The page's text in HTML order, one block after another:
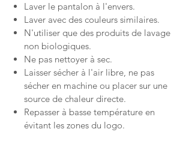
Laver le pantalon à l'envers.
Laver avec des couleurs similaires.
N'utiliser que des produits de lavage
non biologiques.
Ne pas nettoyer à sec.
Laisser sécher à l'air libre, ne pas
sécher en machine ou placer sur une
source de chaleur directe.
Repasser à basse température en
évitant les zones du logo.